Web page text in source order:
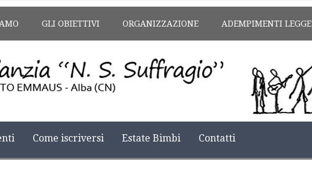
GLI OBIETTIVI ORGANIZZAZIONE ADEMPIMENTI LEGGE
Come iscriversi Estate Bimbi Contatti